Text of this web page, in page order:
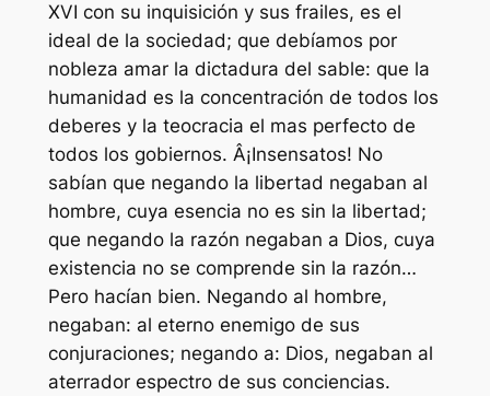
XVI con su inquisición y sus frailes, es el
ideal de la sociedad; que debíamos por
nobleza amar la dictadura del sable: que la
humanidad es la concentración de todos los
deberes y la teocracia el mas perfecto de
todos los gobiernos. Â¡Insensatos! No
sabían que negando la libertad negaban al
hombre, cuya esencia no es sin la libertad;
que negando la razón negaban a Dios, cuya
existencia no se comprende sin la razón…
Pero hacían bien. Negando al hombre,
negaban: al eterno enemigo de sus
conjuraciones; negando a: Dios, negaban al
aterrador espectro de sus conciencias.